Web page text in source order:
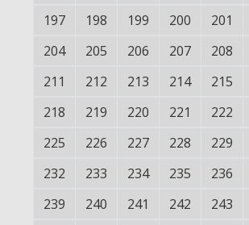
197
198 199 200 201
204
205 206 207 208
211
212 213 214 215
218
219 220 221 222
225
226 227 228 229
232
233 234 235 236
239
240 241 242 243